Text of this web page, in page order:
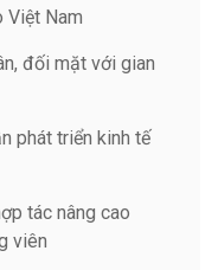
Việt Nam
đối mặt với gian
phát triển kinh tế
tác nâng cao
viên